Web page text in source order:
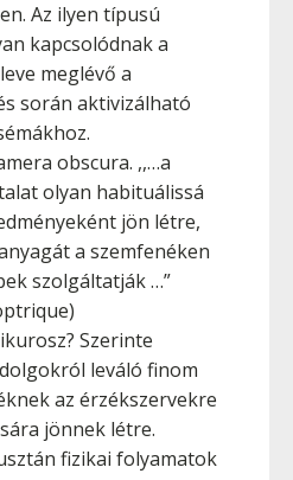
Az ilyen típusú
kapcsolódnak a
meglévő a
során aktivizálható
obscura. ,,…a
olyan habituálissá
jön létre,
a szemfenéken
szolgáltatják …”
Szerinte
leváló finom
az érzékszervekre
jönnek létre.
fizikai folyamatok